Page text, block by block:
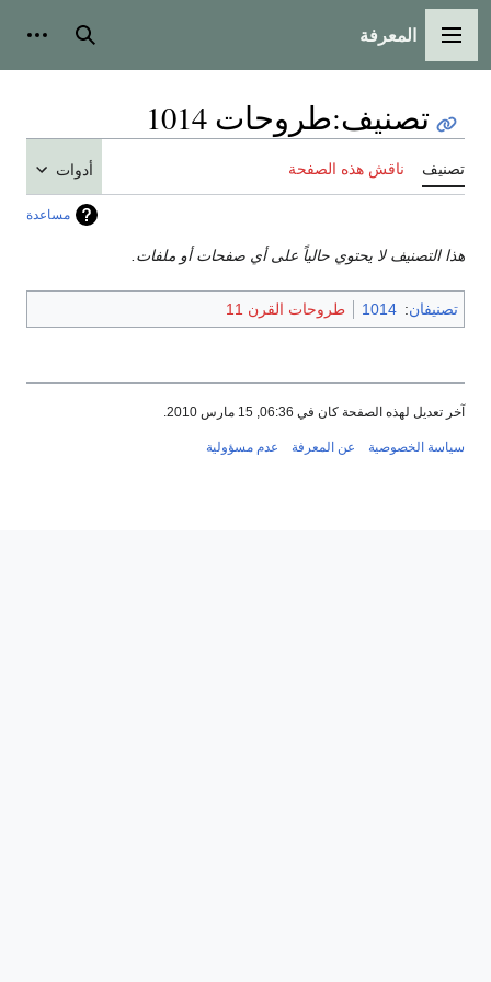
القائمة الرئيسية
المعرفة بحث
تصنيف:طروحات 1014
تصنيف ناقش هذه الصفحة أدوات
مساعدة
هذا التصنيف لا يحتوي حالياً على أي صفحات أو ملفات.
تصنيفان:
1014 طروحات القرن 11
آخر تعديل لهذه الصفحة كان في 06:36, 15 مارس 2010.
سياسة الخصوصية عن المعرفة عدم مسؤولية